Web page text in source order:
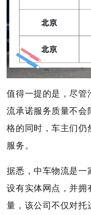
值得一提的是，尽管
流承诺服务质量不会
格的同时，车主们仍
服务。
据悉，中车物流是一
设有实体网点，并
量，该公司不仅对托